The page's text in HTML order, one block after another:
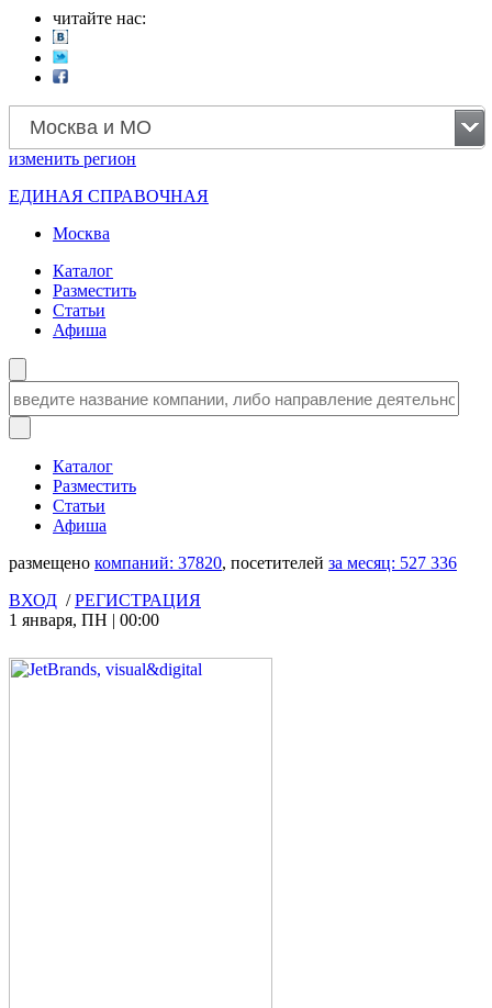
читайте нас:
Москва и МО
изменить регион
ЕДИНАЯ СПРАВОЧНАЯ
Москва
Каталог
Разместить
Статьи
Афиша
Каталог
Разместить
Статьи
Афиша
размещено компаний: 37820, посетителей за месяц: 527 336
ВХОД /РЕГИСТРАЦИЯ
1 января, ПН | 00:00